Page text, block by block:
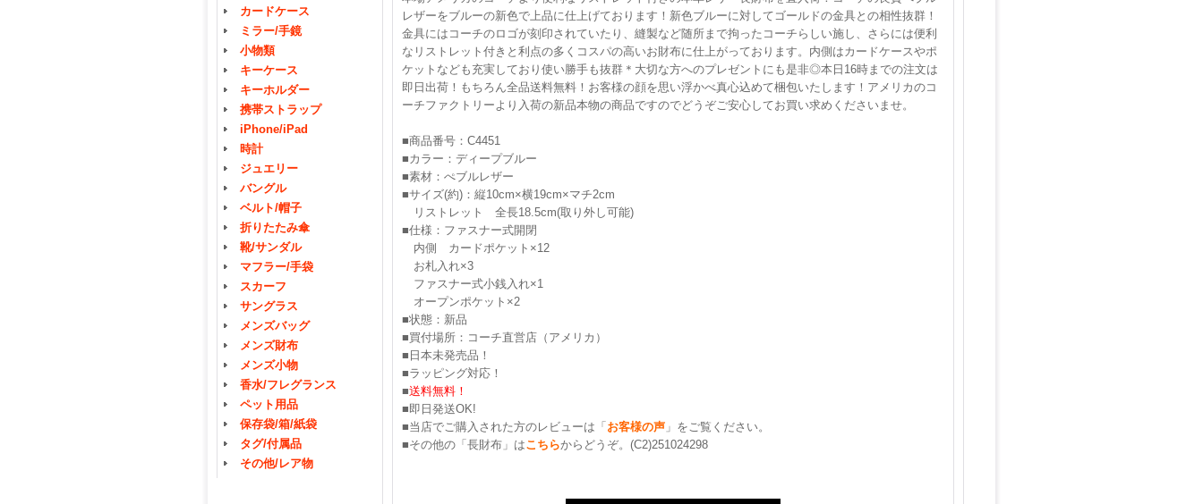
カードケース
ミラー/手鏡
小物類
キーケース
キーホルダー
携帯ストラップ
iPhone/iPad
時計
ジュエリー
バングル
ベルト/帽子
折りたたみ傘
靴/サンダル
マフラー/手袋
スカーフ
サングラス
メンズバッグ
メンズ財布
メンズ小物
香水/フレグランス
ペット用品
保存袋/箱/紙袋
タグ/付属品
その他/レア物
レザーをブルーの新色で上品に仕上げております！新色ブルーに対してゴールドの金具との相性抜群！
金具にはコーチのロゴが刻印されていたり、縫製など随所まで拘ったコーチらしい施し、さらには便利
なリストレット付きと利点の多くコスパの高いお財布に仕上がっております。内側はカードケースやポ
ケットなども充実しており使い勝手も抜群＊大切な方へのプレゼントにも是非◎本日16時までの注文は
即日出荷！もちろん全品送料無料！お客様の顔を思い浮かべ真心込めて梱包いたします！アメリカのコ
ーチファクトリーより入荷の新品本物の商品ですのでどうぞご安心してお買い求めくださいませ。
■商品番号：C4451
■カラー：ディープブルー
■素材：ぺブルレザー
■サイズ(約)：縦10cm×横19cm×マチ2cm
リストレット 全長18.5cm(取り外し可能)
■仕様：ファスナー式開閉
内側 カードポケット×12
お札入れ×3
ファスナー式小銭入れ×1
オープンポケット×2
■状態：新品
■買付場所：コーチ直営店（アメリカ）
■日本未発売品！
■ラッピング対応！
■送料無料！
■即日発送OK!
■当店でご購入された方のレビューは「 お客様の声 」をご覧ください。
■その他の「長財布」はこちらからどうぞ。(C2)251024298